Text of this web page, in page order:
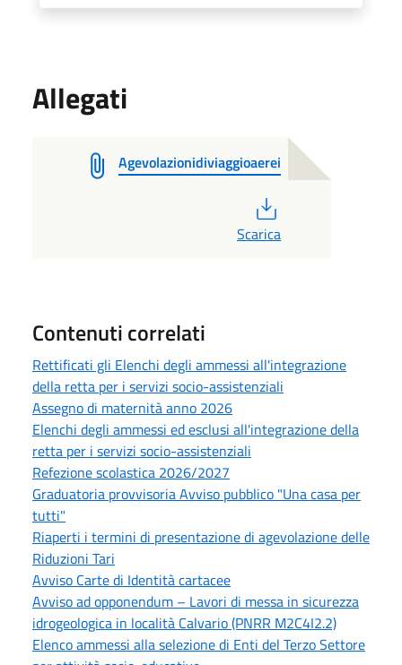
Allegati
Agevolazionidiviaggioaerei
Scarica
Contenuti correlati
Rettificati gli Elenchi degli ammessi all'integrazione
della retta per i servizi socio-assistenziali
Assegno di maternità anno 2026
Elenchi degli ammessi ed esclusi all'integrazione della
retta per i servizi socio-assistenziali
Refezione scolastica 2026/2027
Graduatoria provvisoria Avviso pubblico "Una casa per
tutti"
Riaperti i termini di presentazione di agevolazione delle
Riduzioni Tari
Avviso Carte di Identità cartacee
Avviso ad opponendum – Lavori di messa in sicurezza
idrogeologica in località Calvario (PNRR M2C4I2.2)
Elenco ammessi alla selezione di Enti del Terzo Settore